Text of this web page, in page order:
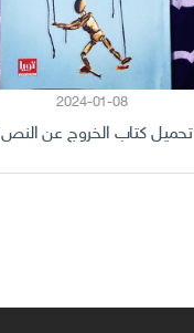
2024-01-08
تحميل كتاب الخروج عن النص pdf محمد طه